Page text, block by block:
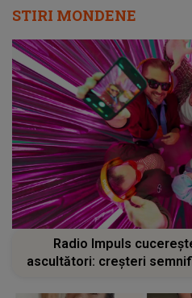
STIRI MONDENE
Radio Impuls
ascultători: creșteri